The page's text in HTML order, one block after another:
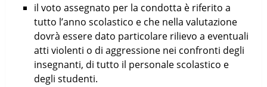
il voto assegnato per la condotta è riferito a
tutto l’anno scolastico e che nella valutazione
dovrà essere dato particolare rilievo a eventuali
atti violenti o di aggressione nei confronti degli
insegnanti, di tutto il personale scolastico e
degli studenti.